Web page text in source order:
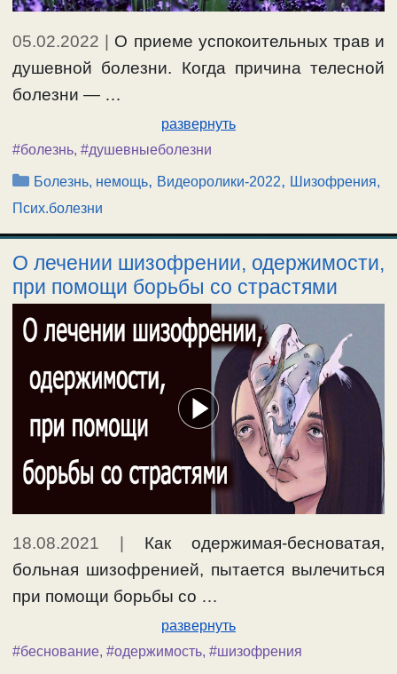
05.02.2022 | О приеме успокоительных трав и
душевной болезни. Когда причина телесной
болезни — …
развернуть
#болезнь, #душевныеболезни
Рубрики
Болезнь, немощь, Видеоролики-2022, Шизофрения,
Псих.болезни
О лечении шизофрении, одержимости,
при помощи борьбы со страстями
18.08.2021
Как одержимая-бесноватая,
больная шизофренией, пытается вылечиться
при помощи борьбы со …
развернуть
#беснование, #одержимость, #шизофрения